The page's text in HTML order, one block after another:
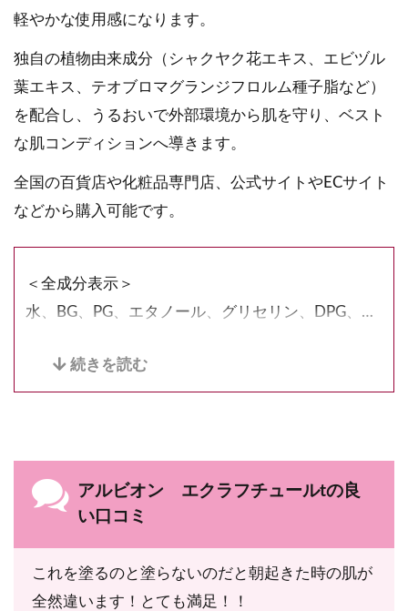
軽やかな使用感になります。
独自の植物由来成分（シャクヤク花エキス、エビヅル
葉エキス、テオブロマグランジフロルム種子脂など）
を配合し、うるおいで外部環境から肌を守り、ベスト
な肌コンディションへ導きます。
全国の百貨店や化粧品専門店、公式サイトやECサイト
などから購入可能です。
＜全成分表示＞
水、BG、PG、エタノール、グリセリン、DPG、ジ
酸Na、アセチルグルタミン酸、アルギニン、エビ
ヅル葉エキス、カワラヨモギ花エキス、シトルリ
ビル、トコフェロール、ヒアルロン酸Na、ヒスチ
ジン、ピリドキシンHCl、EDTA-2Na、オリゴペプ
酸、カプリル酸グリセリル、カルボマー、キサンタ
ンガム、コレステロール、セラミドNG、セラミド
アルビオン エクラフチュールtの良
い口コミ
これを塗るのと塗らないのだと朝起きた時の肌が
全然違います！とても満足！！